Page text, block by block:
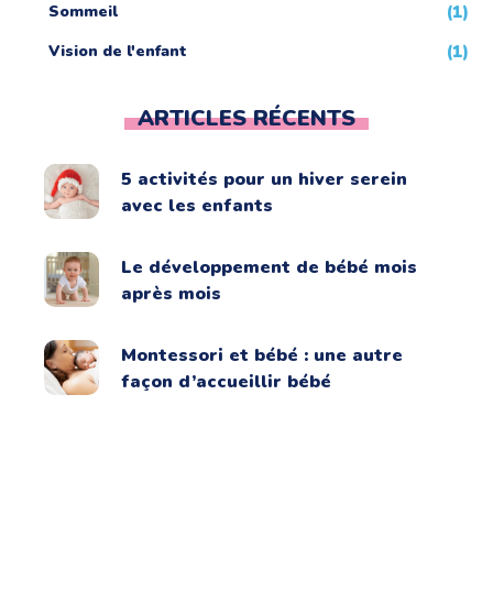
Sommeil (1)
Vision de l'enfant (1)
ARTICLES RÉCENTS
5 activités pour un hiver serein
avec les enfants
Le développement de bébé mois
après mois
Montessori et bébé : une autre
façon d’accueillir bébé